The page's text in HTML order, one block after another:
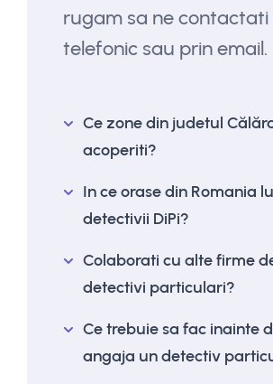
rugam sa ne contactati
telefonic sau prin email.
Ce zone din judetul
acoperiti?
In ce orase din Romania
detectivii DiPi?
Colaborati cu alte firme
detectivi particulari?
Ce trebuie sa fac inainte
angaja un detectiv